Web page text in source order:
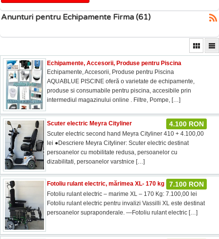
Anunturi pentru Echipamente Firma (61)
Echipamente, Accesorii, Produse pentru Piscina
Echipamente, Accesorii, Produse pentru Piscina
AQUABLUE PISCINE oferă o varietate de echipamente,
produse si consumabile pentru piscina, accesibile prin
intermediul magazinului online . Filtre, Pompe, […]
4.100 RON
Scuter electric Meyra Cityliner
Scuter electric second hand Meyra Cityliner 410 + 4.100,00
lei ●Descriere Meyra Cityliner: Scuter electric destinat
persoanelor cu mobilitate redusa, persoanelor cu
dizabilitati, persoanelor varstnice […]
7.100 RON
Fotoliu rulant electric, mărimea XL- 170 kg
Fotoliu rulant electric – marime XL – 170 Kg: 7.100,00 lei
Fotoliu rulant electric pentru invalizi Vassilli XL este destinat
persoanelor supraponderale. —Fotoliu rulant electric […]